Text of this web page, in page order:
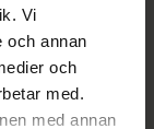
Vi
och annan
och
med.
med annan